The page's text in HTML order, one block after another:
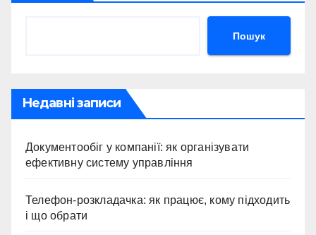
Пошук
Недавні записи
Документообіг у компанії: як організувати
ефективну систему управління
Телефон-розкладачка: як працює, кому підходить
і що обрати